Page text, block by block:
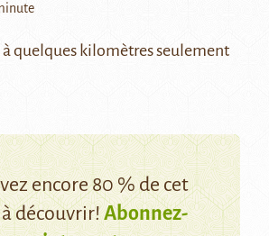
quelques kilomètres seulement
encore 80 % de cet
découvrir!Abonnez-